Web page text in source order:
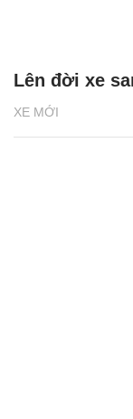
XE MỚI
Lên đời xe